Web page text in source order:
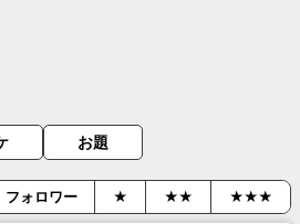
お題
フォロワー ★ ★★ ★★★